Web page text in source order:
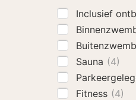
Inclusief
Sauna (4)
Fitness (4)